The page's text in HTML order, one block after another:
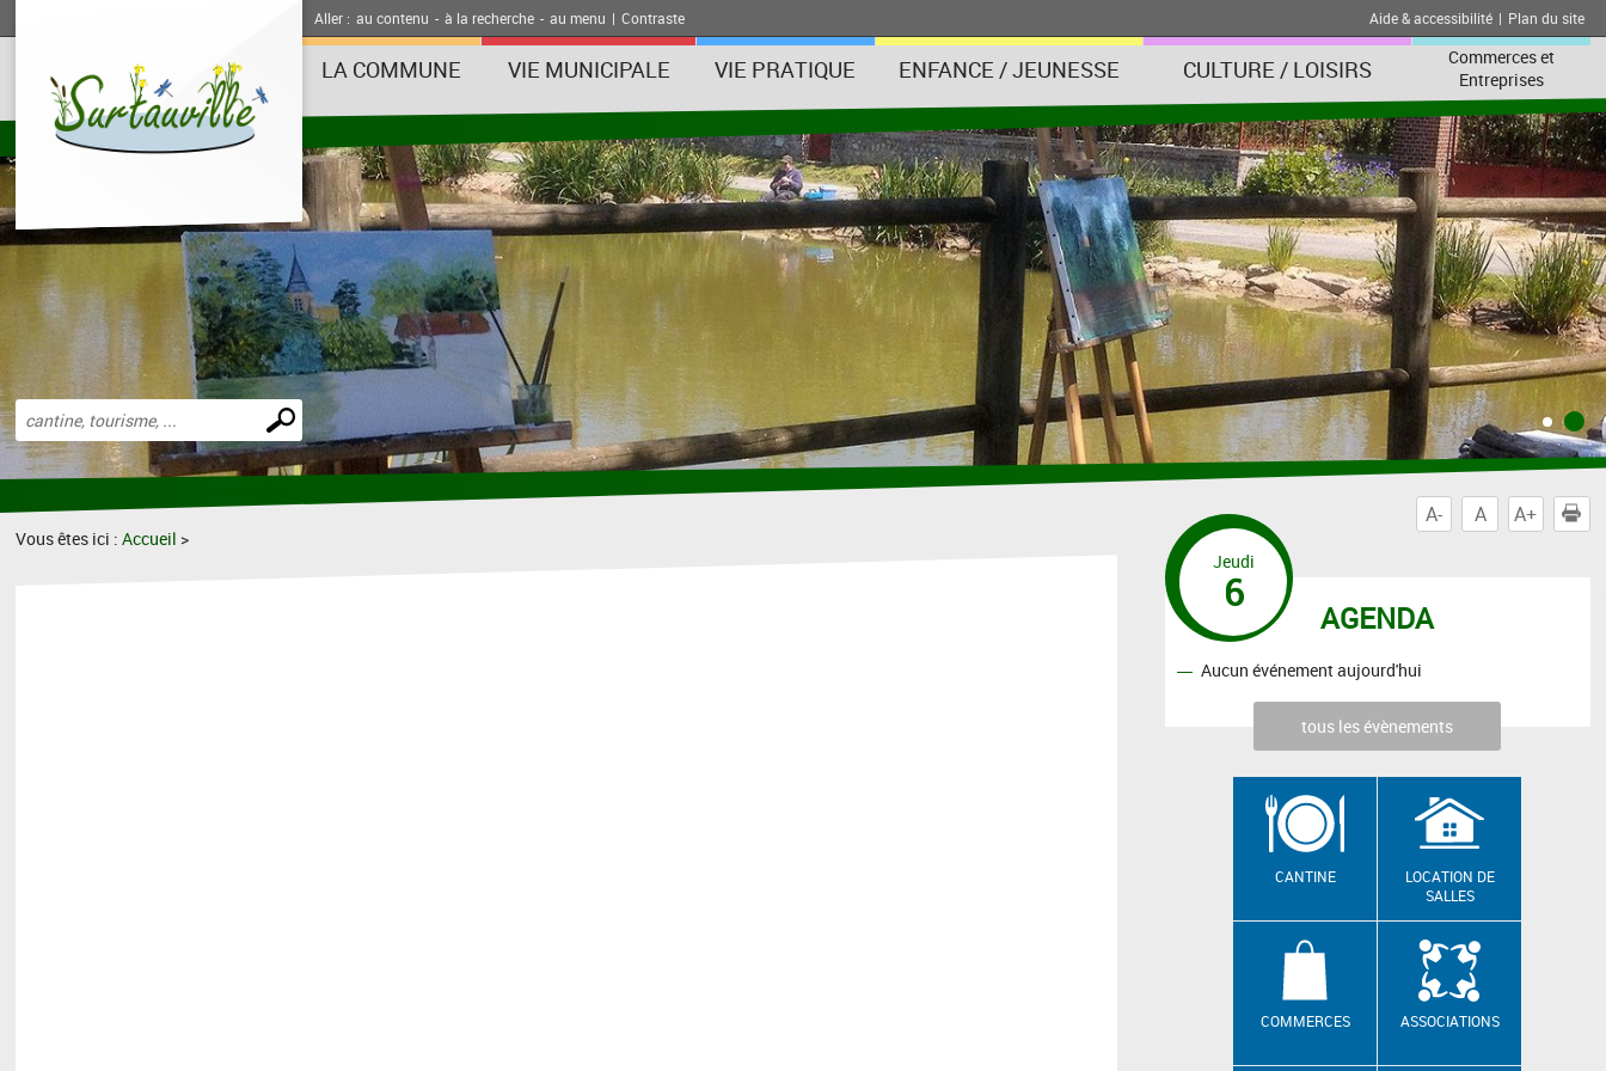
Aller : au contenu - à la recherche - au menu | Contraste Aide & accessibilité | Plan du site
LA COMMUNE VIE MUNICIPALE VIE PRATIQUE ENFANCE / JEUNESSE CULTURE / LOISIRS
Commerces et
Entreprises
Effectuer
une
recherche
A- A A+
Vous êtes ici :Accueil >
AGENDA
Jeudi
6
Aucun événement aujourd'hui
tous les évènements
CANTINE
LOCATION DE
SALLES
COMMERCES ASSOCIATIONS